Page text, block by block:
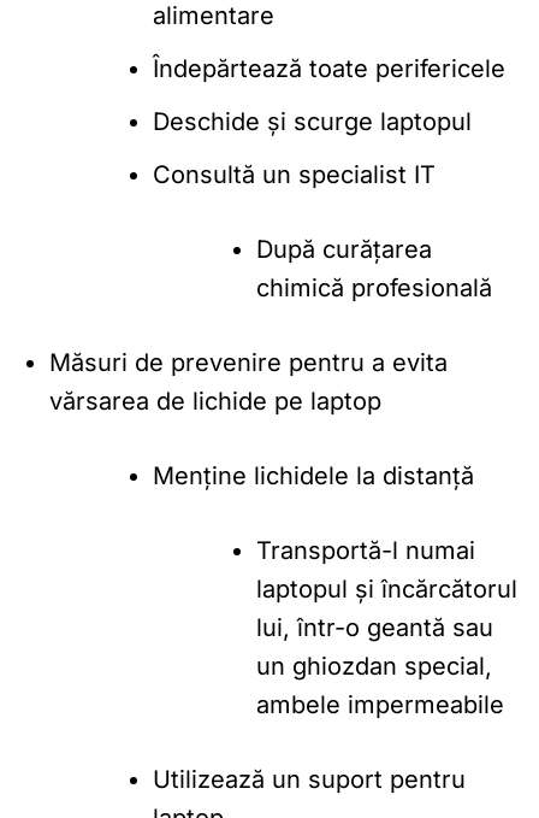
alimentare
Îndepărtează toate perifericele
Deschide și scurge laptopul
Consultă un specialist IT
După curățarea
chimică profesională
Măsuri de prevenire pentru a evita
vărsarea de lichide pe laptop
Menține lichidele la distanță
Transportă-l numai
laptopul și încărcătorul
lui, într-o geantă sau
un ghiozdan special,
ambele impermeabile
Utilizează un suport pentru